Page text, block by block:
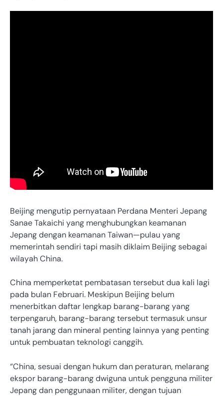
Beijing mengutip pernyataan Perdana Menteri Jepang
Sanae Takaichi yang menghubungkan keamanan
Jepang dengan keamanan Taiwan—pulau yang
memerintah sendiri tapi masih diklaim Beijing sebagai
wilayah China.
China memperketat pembatasan tersebut dua kali lagi
pada bulan Februari. Meskipun Beijing belum
menerbitkan daftar lengkap barang-barang yang
terpengaruh, barang-barang tersebut termasuk unsur
tanah jarang dan mineral penting lainnya yang penting
untuk pembuatan teknologi canggih.
“China, sesuai dengan hukum dan peraturan, melarang
ekspor barang-barang dwiguna untuk pengguna militer
Jepang dan penggunaan militer, dengan tujuan